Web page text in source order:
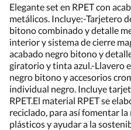
Elegante set en RPET con
metálicos. Incluye:-Tarjetero
bitono combinado y detalle
interior y sistema de cierre
acabado negro bitono y
giratorio y tinta azul.-Llavero
negro bitono y accesorios
individual negro. Incluye
RPET.El material RPET se
reciclado, para así fomentar
plásticos y ayudar a la